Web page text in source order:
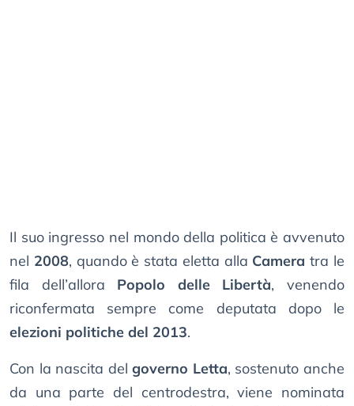
Il suo ingresso nel mondo della politica è avvenuto
nel 2008, quando è stata eletta alla Camera tra le
fila dell’allora Popolo delle Libertà, venendo
riconfermata sempre come deputata dopo le
elezioni politiche del 2013.
Con la nascita delgoverno Letta, sostenuto anche
da una parte del centrodestra, viene nominata